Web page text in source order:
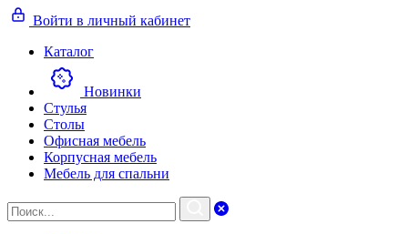
Войти в личный кабинет
Каталог
Новинки
Стулья
Столы
Офисная мебель
Корпусная мебель
Мебель для спальни